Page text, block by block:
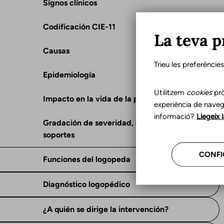
Sígnos clínicos
Codificación CIE-11
Causas
Epidemiología
Impacto en la vida de la persona
Gradación de severidad, consecuencias y
soportes
Funciones del logopeda
Diagnóstico logopédico
¿A quién se dirige la intervención?
La teva
Trieu les
Utilitzem cookies
experiència de
informació? Llegeix